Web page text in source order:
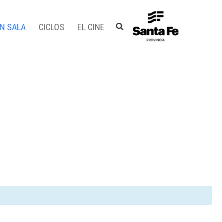
SALA CICLOS EL CINE